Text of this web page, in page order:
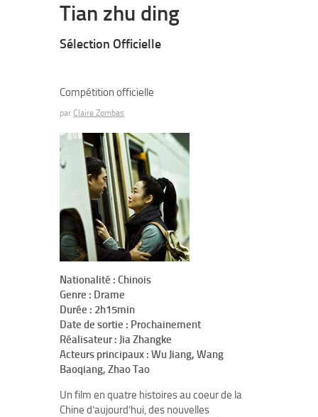
Tian zhu ding
Sélection Officielle
Compétition officielle
par Claire Zombas
Nationalité : Chinois
Genre : Drame
Durée : 2h15min
Date de sortie : Prochainement
Réalisateur : Jia Zhangke
Acteurs principaux : Wu Jiang, Wang
Baoqiang, Zhao Tao
Un film en quatre histoires au coeur de la
Chine d’aujourd’hui, des nouvelles